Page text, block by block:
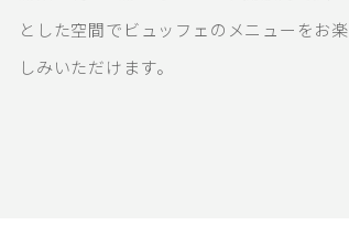
とした空間でビュッフェのメニューをお楽
しみいただけます。